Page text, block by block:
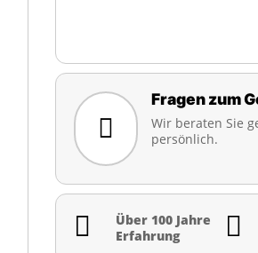

Fragen zum
Wir beraten Sie
persönlich.

Über 100 Jahre
Erfahrung
